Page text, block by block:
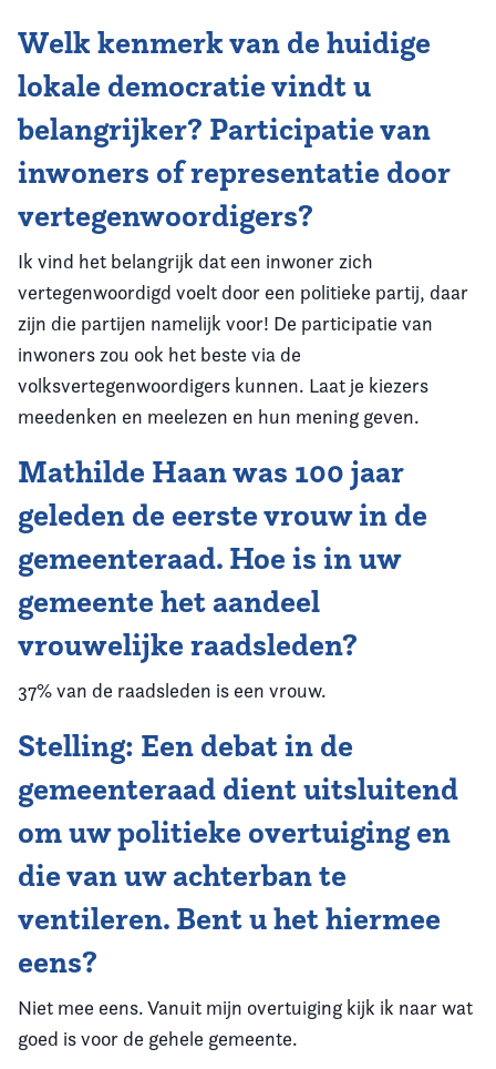
Welk kenmerk van de huidige
lokale democratie vindt u
belangrijker? Participatie van
inwoners of representatie door
vertegenwoordigers?
Ik vind het belangrijk dat een inwoner zich
vertegenwoordigd voelt door een politieke partij, daar
zijn die partijen namelijk voor! De participatie van
inwoners zou ook het beste via de
volksvertegenwoordigers kunnen. Laat je kiezers
meedenken en meelezen en hun mening geven.
Mathilde Haan was 100 jaar
geleden de eerste vrouw in de
gemeenteraad. Hoe is in uw
gemeente het aandeel
vrouwelijke raadsleden?
37% van de raadsleden is een vrouw.
Stelling: Een debat in de
gemeenteraad dient uitsluitend
om uw politieke overtuiging en
die van uw achterban te
ventileren. Bent u het hiermee
eens?
Niet mee eens. Vanuit mijn overtuiging kijk ik naar wat
goed is voor de gehele gemeente.